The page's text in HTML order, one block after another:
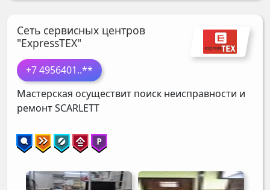
Сеть сервисных центров
"ExpressTEX"
+7 4956401..**
Мастерская осуществит поиск неисправности и
ремонтSCARLETT